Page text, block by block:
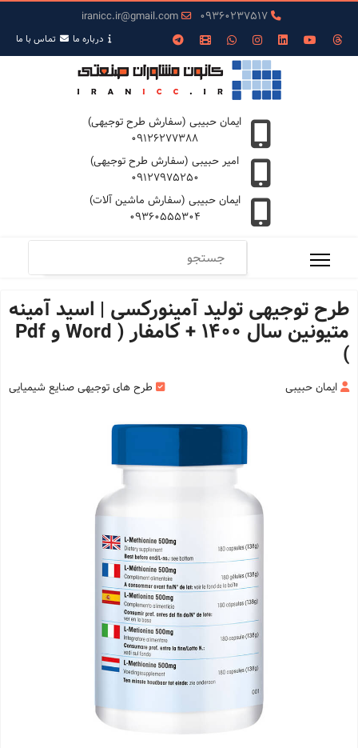
09360237517
iranicc.ir@gmail.com
درباره ما تمـاس با ما
ایمان حبیبی (سفارش طرح توجیهی)
09126277388
امیر حبیبی (سفارش طرح توجیهی)
09127975250
ایمان حبیبی (سفارش ماشین آلات)
09360555304
طرح توجیهی تولید آمینورکسی | اسید آمینه
متیونین سال 1400 + کامفار ( Word و Pdf
)
ایمان حبیبی طرح های توجیهی صنایع شیمیایی